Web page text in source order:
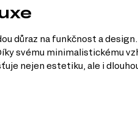
důraz na funkčnost a
svému minimalistickému
nejen estetiku, ale i